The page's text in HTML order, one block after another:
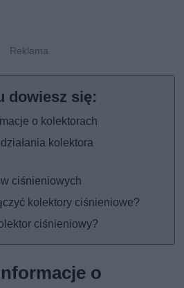
o kolektorach
kolektora
ciśnieniowych
kolektory ciśnieniowe?
ciśnieniowy?
o